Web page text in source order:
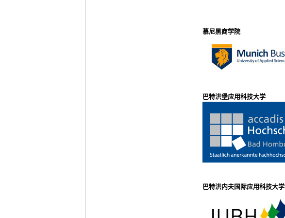
慕尼黑商学院
巴特洪堡应用科技大学
巴特洪内夫国际应用科技大学